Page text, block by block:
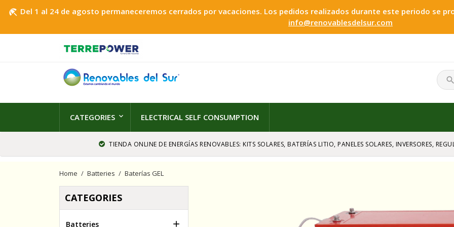
beach_access Del 1 al 24 de agosto permaneceremos cerrados por vacaciones. Los pedidos realizados durante este periodo se
info@renovablesdelsur.com
search
CATEGORIES ELECTRICAL SELF CONSUMPTION
TIENDA ONLINE DE ENERGÍAS RENOVABLES: KITS SOLARES, BATERÍAS LITIO, PANELES SOLARES, INVERSORES,
Home Batteries Baterías GEL
CATEGORIES
Batteries 